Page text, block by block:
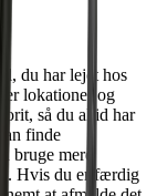
du har lejet hos
lokationer og
så du altid har
finde
bruge mere
Hvis du er færdig